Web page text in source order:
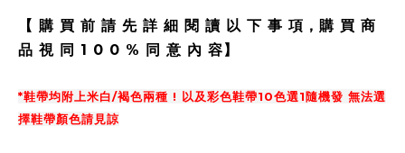
【 購 買 前 請 先 詳 細 閱 讀 以 下 事 項，購 買 商
品 視 同 1 0 0 % 同 意 內 容】
*鞋帶均附上米白/褐色兩種 ! 以及彩色鞋帶10色選1隨機發 無法選
擇鞋帶顏色請見諒